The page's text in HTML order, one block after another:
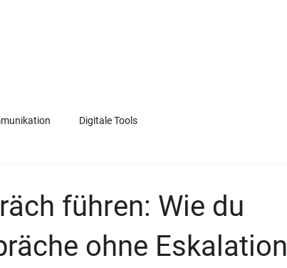
Digitale Tools
führen: Wie du
ohne Eskalation